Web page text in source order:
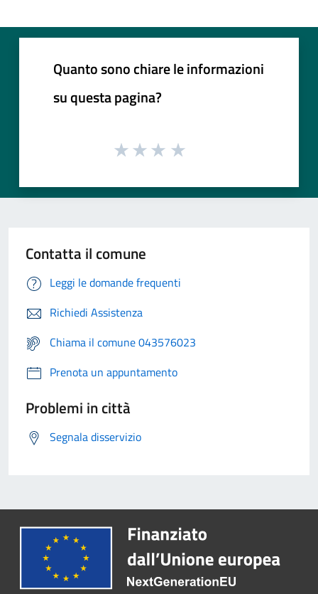
Quanto sono chiare le informazioni
su questa pagina?
Contatta il comune
Leggi le domande frequenti
Richiedi Assistenza
Chiama il comune 043576023
Prenota un appuntamento
Problemi in città
Segnala disservizio